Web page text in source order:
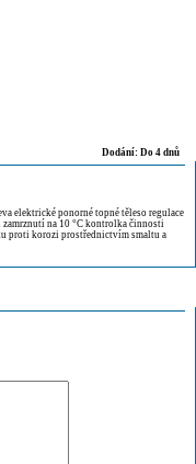
Dodání: Do 4 dnů
elektrické ponorné topné těleso regulace
zamrznutí na 10 °C kontrolka činnosti
proti korozi prostřednictvím smaltu a